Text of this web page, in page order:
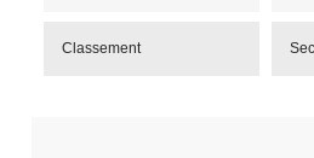
Classement